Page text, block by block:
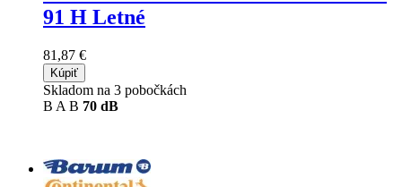
91 H Letné
81,87 €
Kúpiť
Skladom na 3 pobočkách
B A B 70 dB